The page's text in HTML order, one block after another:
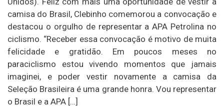
camisa do Brasil, Clebinho comemorou a convocação e
destacou o orgulho de representar a APA Petrolina no
ciclismo. “Receber essa convocação é motivo de muita
felicidade e gratidão. Em poucos meses no
paraciclismo estou vivendo momentos que jamais
imaginei, e poder vestir novamente a camisa da
Seleção Brasileira é uma grande honra. Vou representar
o Brasil e a APA […]